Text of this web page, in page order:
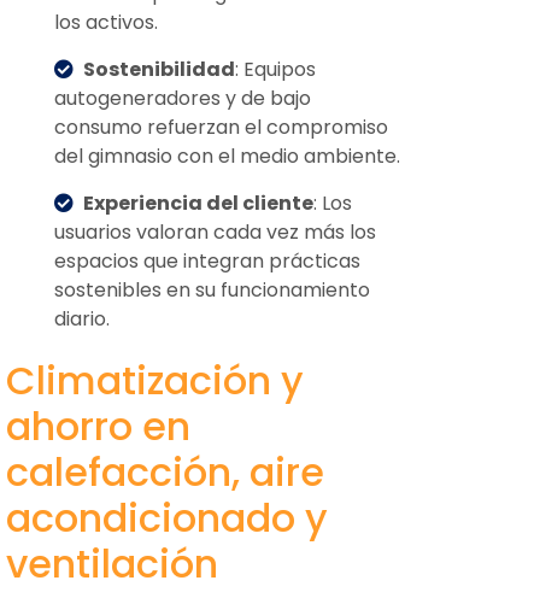
los activos.
Sostenibilidad: Equipos
autogeneradores y de bajo
consumo refuerzan el compromiso
del gimnasio con el medio ambiente.
Experiencia del cliente: Los
usuarios valoran cada vez más los
espacios que integran prácticas
sostenibles en su funcionamiento
diario.
Climatización y
ahorro en
calefacción, aire
acondicionado y
ventilación